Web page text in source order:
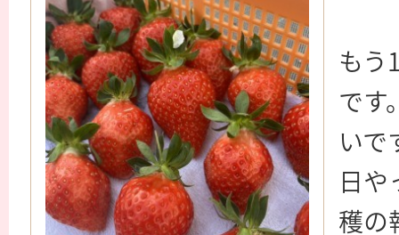
もう
です
いで
日
穫の